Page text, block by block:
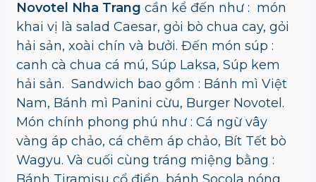
Novotel Nha Trang cần kể đến như : món
khai vị là salad Caesar, gỏi bò chua cay, gỏi
hải sản, xoài chín và bưởi. Đến món súp :
canh cà chua cá mú, Súp Laksa, Súp kem
hải sản. Sandwich bao gồm : Bánh mì Việt
Nam, Bánh mì Panini cừu, Burger Novotel.
Món chính phong phú như : Cá ngừ vây
vàng áp chảo, cá chẽm áp chảo, Bít Tết bò
Wagyu. Và cuối cùng tráng miệng bằng :